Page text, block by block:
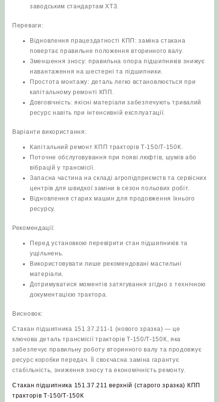
заводським стандартам ХТЗ.
Переваги:
Відновлення працездатності КПП: заміна стакана
повертає правильне положення вторинного валу.
Зменшення зносу: правильна опора підшипників знижує
навантаження на шестерні та підшипники.
Простота монтажу: деталь легко встановлюється при
капітальному ремонті КПП.
Довговічність: якісні матеріали забезпечують тривалий
ресурс навіть при інтенсивній експлуатації.
Варіанти використання:
Капітальний ремонт КПП тракторів Т‑150/Т‑150К.
Поточне обслуговування при появі люфтів, шумів або
вібрацій у трансмісії.
Запасна частина на складі агропідприємств та сервісних
центрів для швидкої заміни в сезон польових робіт.
Відновлення старих машин для продовження їхнього
ресурсу.
Рекомендації:
Перед установкою перевірити стан підшипників та
ущільнень.
Використовувати лише рекомендовані мастильні
матеріали.
Дотримуватися моментів затягування згідно з технічною
документацією трактора.
Висновок:
Стакан підшипника 151.37.211-1 (нового зразка) — це
ключова деталь трансмісії тракторів Т‑150/Т‑150К, яка
забезпечує правильну роботу вторинного валу та продовжує
ресурс коробки передач. Її своєчасна заміна гарантує
стабільність, зниження зносу та економічність ремонту.
Стакан підшипника 151.37.211 верхній (старого зразка) КПП
тракторів Т‑150/Т‑150К